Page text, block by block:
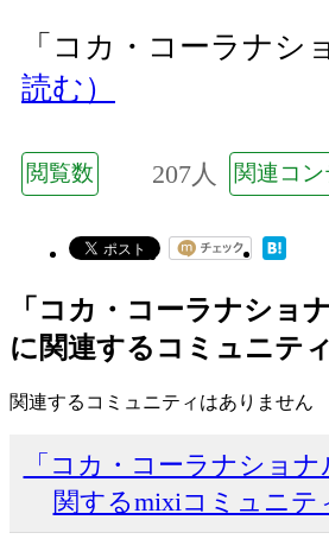
「コカ・コーラナシ
読む）
閲覧数 207人 関連コ
「コカ・コーラナショ
に関連するコミュニテ
関連するコミュニティはありません
「コカ・コーラナショ
関するmixiコミュニテ